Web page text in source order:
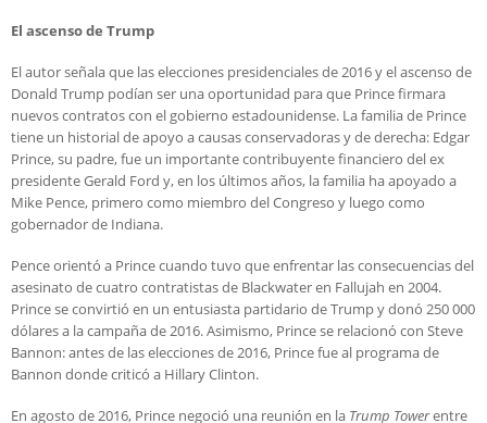
El ascenso de Trump
El autor señala que las elecciones presidenciales de 2016 y el ascenso de
Donald Trump podían ser una oportunidad para que Prince firmara
nuevos contratos con el gobierno estadounidense. La familia de Prince
tiene un historial de apoyo a causas conservadoras y de derecha: Edgar
Prince, su padre, fue un importante contribuyente financiero del ex
presidente Gerald Ford y, en los últimos años, la familia ha apoyado a
Mike Pence, primero como miembro del Congreso y luego como
gobernador de Indiana.
Pence orientó a Prince cuando tuvo que enfrentar las consecuencias del
asesinato de cuatro contratistas de Blackwater en Fallujah en 2004.
Prince se convirtió en un entusiasta partidario de Trump y donó 250 000
dólares a la campaña de 2016. Asimismo, Prince se relacionó con Steve
Bannon: antes de las elecciones de 2016, Prince fue al programa de
Bannon donde criticó a Hillary Clinton.
En agosto de 2016, Prince negoció una reunión en la Trump Towerentre